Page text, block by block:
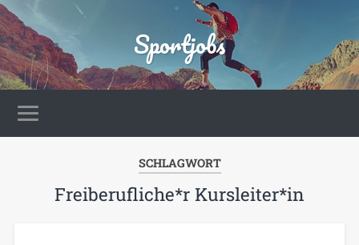
Sportjobs
SCHLAGWORT
Freiberufliche*r Kursleiter*in